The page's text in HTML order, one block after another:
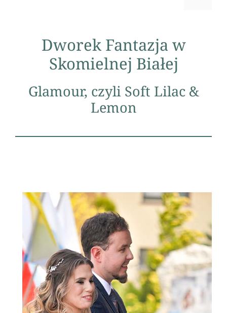
Dworek Fantazja w
Skomielnej Białej
Glamour, czyli Soft Lilac &
Lemon